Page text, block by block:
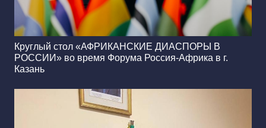
Круглый стол «АФРИКАНСКИЕ ДИАСПОРЫ В
РОССИИ» во время Форума Россия-Африка в г.
Казань